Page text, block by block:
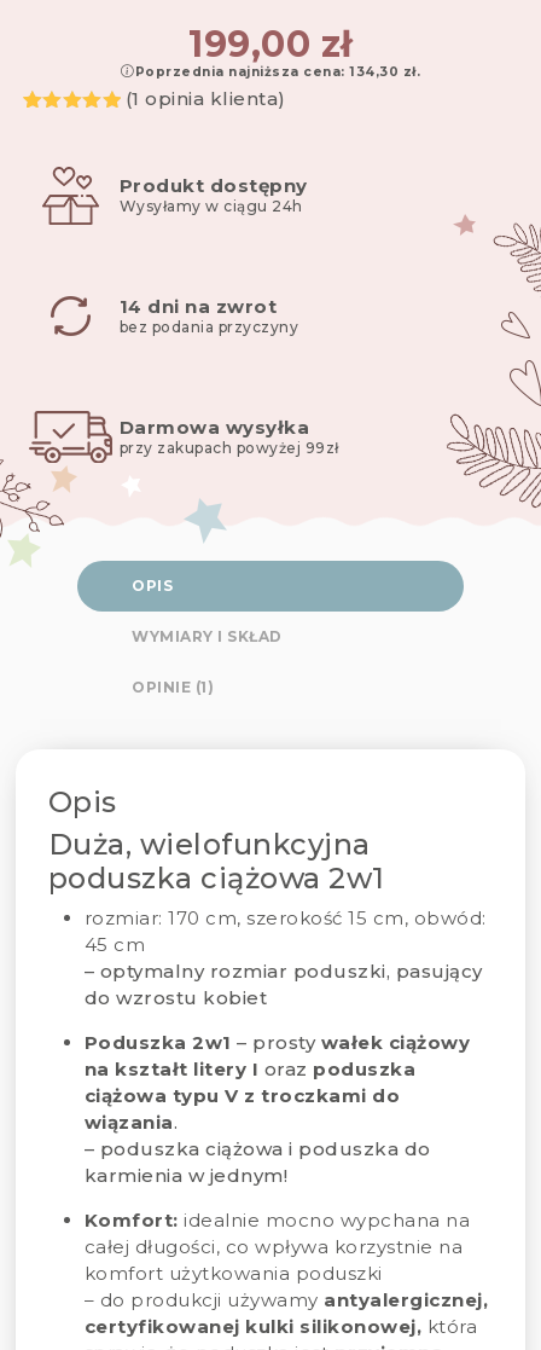
collection
199,00 zł
Poprzednia najniższa cena: 134,30 zł.
oceny
klienta
(1 opinia klienta)
Produkt dostępny
Wysyłamy w ciągu 24h
14 dni na zwrot
bez podania przyczyny
Darmowa wysyłka
przy zakupach powyżej 99zł
OPIS
WYMIARY I SKŁAD
OPINIE (1)
Opis
Duża, wielofunkcyjna
poduszka ciążowa 2w1
rozmiar: 170 cm, szerokość 15 cm, obwód:
45 cm
– optymalny rozmiar poduszki, pasujący
do wzrostu kobiet
Poduszka 2w1 – prosty wałek ciążowy
na kształt litery I oraz poduszka
ciążowa typu V z troczkami do
wiązania.
– poduszka ciążowa i poduszka do
karmienia w jednym!
Komfort: idealnie mocno wypchana na
całej długości, co wpływa korzystnie na
komfort użytkowania poduszki
– do produkcji używamy antyalergicznej,
certyfikowanej kulki silikonowej, która